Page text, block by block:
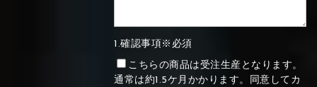
1.確認事項※必須
こちらの商品は受注生産となります。
通常は約1.5ケ月かかります。同意してカ